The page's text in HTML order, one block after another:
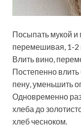
Посыпать мукой и
перемешивая, 1-2
Влить вино,
Постепенно влить
пену, уменьшить
Одновременно
хлеба до
хлеб чесноком.